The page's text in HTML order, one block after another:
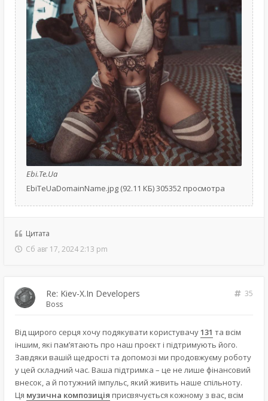
Ebi.Te.Ua
EbiTeUaDomainName.jpg (92.11 КБ) 305352 просмотра
Цитата
Сб авг 17, 2024 2:13 pm
Re: Kiev-X.In Developers
35
Boss
Від щирого серця хочу подякувати користувачу131 та всім
іншим, які пам’ятають про наш проєкт і підтримують його.
Завдяки вашій щедрості та допомозі ми продовжуєму роботу
у цей складний час. Ваша підтримка – це не лише фінансовий
внесок, а й потужний імпульс, який живить наше спільноту.
Ця музична композиція присвячується кожному з вас, всім